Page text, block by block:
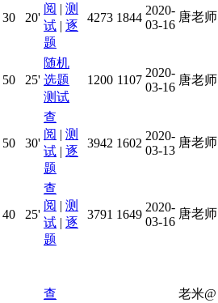
30 20'
阅 | 测
试 | 逐
题
4273 1844
2020-
03-16
唐老师
50 25'
随机
选题
测试
1200 1107
2020-
03-16
唐老师
50 30'
查
阅 | 测
试 | 逐
题
3942 1602
2020-
03-13
唐老师
40 25'
查
阅 | 测
试 | 逐
题
3791 1649
2020-
03-16
唐老师
查
老米@